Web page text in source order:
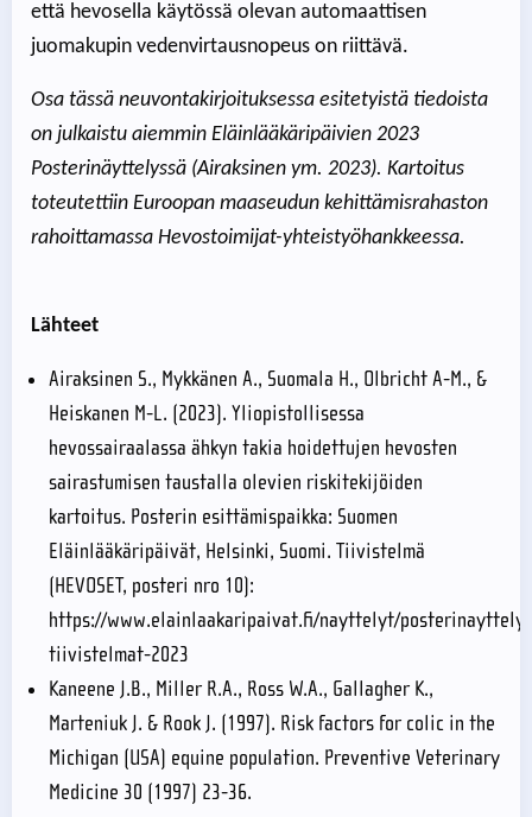
että hevosella käytössä olevan automaattisen
juomakupin vedenvirtausnopeus on riittävä.
Osa tässä neuvontakirjoituksessa esitetyistä tiedoista
on julkaistu aiemmin Eläinlääkäripäivien 2023
Posterinäyttelyssä (Airaksinen ym. 2023). Kartoitus
toteutettiin Euroopan maaseudun kehittämisrahaston
rahoittamassa Hevostoimijat-yhteistyöhankkeessa.
Lähteet
Airaksinen S., Mykkänen A., Suomala H., Olbricht A-M., &
Heiskanen M-L. (2023). Yliopistollisessa
hevossairaalassa ähkyn takia hoidettujen hevosten
sairastumisen taustalla olevien riskitekijöiden
kartoitus. Posterin esittämispaikka: Suomen
Eläinlääkäripäivät, Helsinki, Suomi. Tiivistelmä
(HEVOSET, posteri nro 10):
https://www.elainlaakaripaivat.fi/nayttelyt/
tiivistelmat-2023
Kaneene J.B., Miller R.A., Ross W.A., Gallagher K.,
Marteniuk J. & Rook J. (1997). Risk factors for colic in the
Michigan (USA) equine population. Preventive Veterinary
Medicine 30 (1997) 23-36.